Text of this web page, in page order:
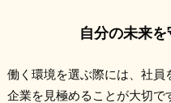
自分の未来
働く環境を選ぶ際には、社員
企業を見極めることが大切で